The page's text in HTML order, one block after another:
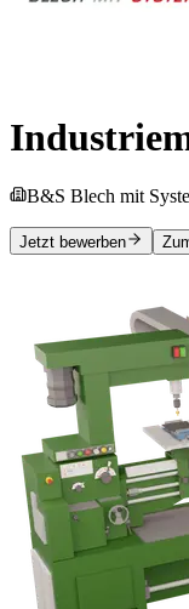
B&S Blech mit
Jetzt bewerben